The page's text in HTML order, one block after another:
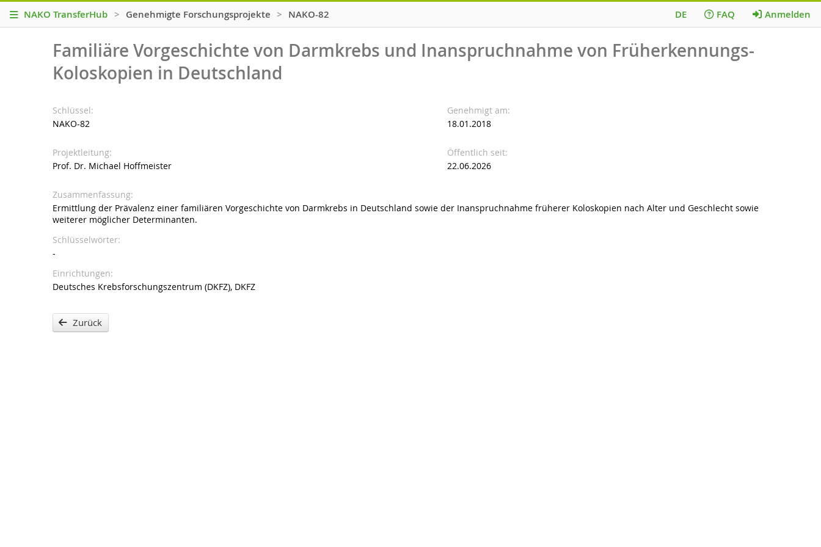
NAKO TransferHub > Genehmigte Forschungsprojekte > NAKO-82 DE FAQ Anmelden
Familiäre Vorgeschichte von Darmkrebs und Inanspruchnahme von Früherkennungs-
Koloskopien in Deutschland
Schlüssel
NAKO-82
Projektleitung
Prof. Dr. Michael Hoffmeister
Genehmigt am
18.01.2018
Öffentlich seit
22.06.2026
Zusammenfassung
Ermittlung der Prävalenz einer familiären Vorgeschichte von Darmkrebs in Deutschland sowie der Inanspruchnahme früherer Koloskopien nach Alter und Geschlecht sowie
weiterer möglicher Determinanten.
Schlüsselwörter
-
Einrichtungen
Deutsches Krebsforschungszentrum (DKFZ), DKFZ
Zurück